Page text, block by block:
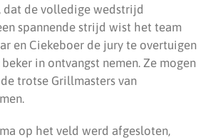
dat de volledige wedstrijd
spannende strijd wist het team
en Ciekeboer de jury te overtuigen
in ontvangst nemen. Ze mogen
trotse Grillmasters van
op het veld werd afgesloten,